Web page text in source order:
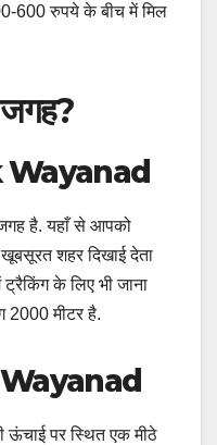
600 रुपये के बीच में मिल
Wayanad
है. यहाँ से आपको
शहर दिखाई देता
के लिए भी जाना
2000 मीटर है.
ऊंचाई पर स्थित एक मीठे